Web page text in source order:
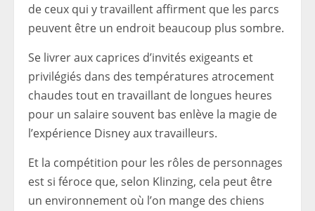
de ceux qui y travaillent affirment que les parcs
peuvent être un endroit beaucoup plus sombre.
Se livrer aux caprices d’invités exigeants et
privilégiés dans des températures atrocement
chaudes tout en travaillant de longues heures
pour un salaire souvent bas enlève la magie de
l’expérience Disney aux travailleurs.
Et la compétition pour les rôles de personnages
est si féroce que, selon Klinzing, cela peut être
un environnement où l’on mange des chiens